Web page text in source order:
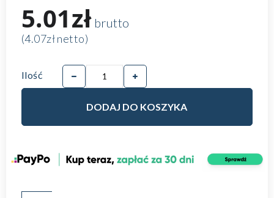
5.01złbrutto
(4.07zł netto)
Ilość
DODAJ DO KOSZYKA